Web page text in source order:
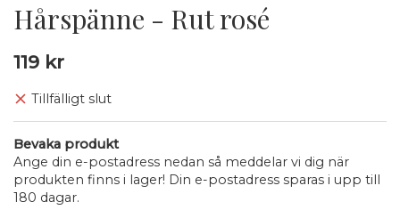
Hårspänne - Rut rosé
119 kr
Tillfälligt slut
Bevaka produkt
Ange din e-postadress nedan så meddelar vi dig när
produkten finns i lager! Din e-postadress sparas i upp till
180 dagar.